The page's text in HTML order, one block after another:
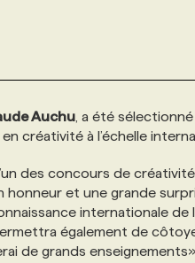
Auchu , a été
créativité à l’échelle
des concours de
honneur et une grande
internationale de
également de
de grands